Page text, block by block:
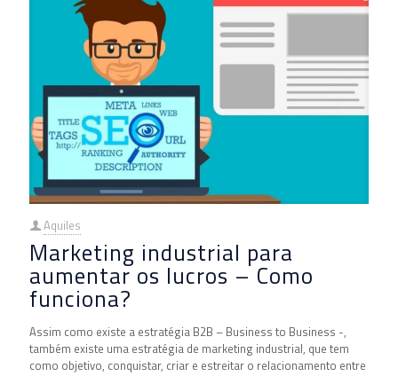
Aquiles
Marketing industrial para
aumentar os lucros – Como
funciona?
Assim como existe a estratégia B2B – Business to Business -,
também existe uma estratégia de marketing industrial, que tem
como objetivo, conquistar, criar e estreitar o relacionamento entre